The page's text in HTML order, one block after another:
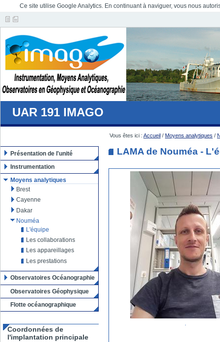
Ce site utilise Google Analytics. En continuant à naviguer, vous nous
UAR 191 IMAGO
Vous êtes ici : Accueil / Moyens analytiques /
Présentation de l'unité
Instrumentation
Moyens analytiques
Brest
Cayenne
Dakar
Nouméa
L'équipe
Les collaborations
Les appareillages
Les prestations
Observatoires Océanographie
Observatoires Géophysique
Flotte océanographique
Coordonnées de
l'implantation principale
LAMA de Nouméa -